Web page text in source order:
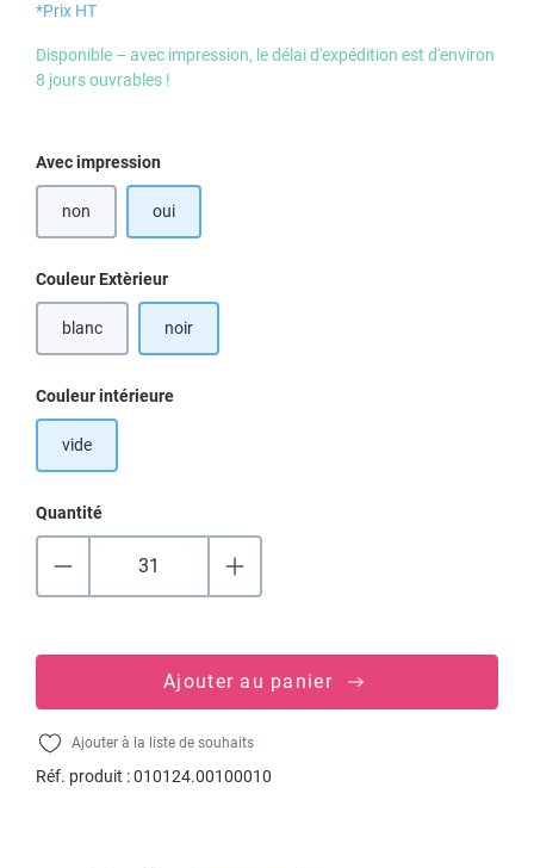
*Prix HT
Disponible – avec impression, le délai d'expédition est d'environ
8 jours ouvrables !
Sélectionnez
Avec impression
non oui
Sélectionnez
Couleur Extèrieur
blanc noir
Sélectionnez
Couleur intérieure
vide
Quantité
Ajouter au panier
Ajouter à la liste de souhaits
Réf. produit :010124.00100010